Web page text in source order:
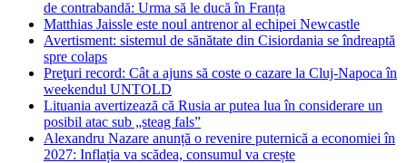
de contrabandă: Urma să le ducă în Franța
Matthias Jaissle este noul antrenor al echipei Newcastle
Avertisment: sistemul de sănătate din Cisiordania se îndreaptă
spre colaps
Preţuri record: Cât a ajuns să coste o cazare la Cluj-Napoca în
weekendul UNTOLD
Lituania avertizează că Rusia ar putea lua în considerare un
posibil atac sub „steag fals”
Alexandru Nazare anunță o revenire puternică a economiei în
2027: Inflația va scădea, consumul va crește